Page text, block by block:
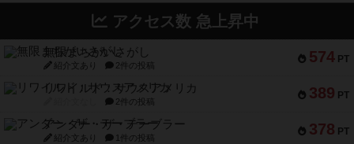
アクセス数 急上昇中
574 PT
無限まちがいさがし
紹介文あり 2件の投稿
389 PT
リワイルド：サウスアメリカ
2件の投稿
378 PT
アンダー・ザ・テーブラー
紹介文あり 1件の投稿